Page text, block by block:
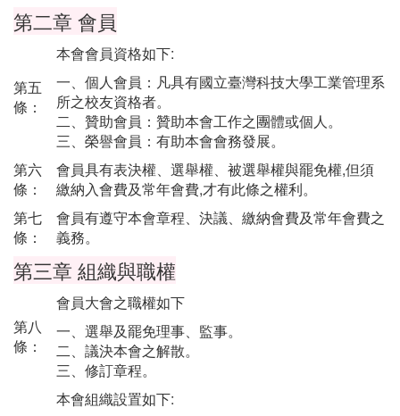
第二章 會員
第五
條：
本會會員資格如下:
一、個人會員：凡具有國立臺灣科技大學工業管理系
所之校友資格者。
二、贊助會員：贊助本會工作之團體或個人。
三、榮譽會員：有助本會會務發展。
第六
條：
會員具有表決權、選舉權、被選舉權與罷免權,但須
繳納入會費及常年會費,才有此條之權利。
第七
條：
會員有遵守本會章程、決議、繳納會費及常年會費之
義務。
第三章 組織與職權
第八
條：
會員大會之職權如下
一、選舉及罷免理事、監事。
二、議決本會之解散。
三、修訂章程。
本會組織設置如下: